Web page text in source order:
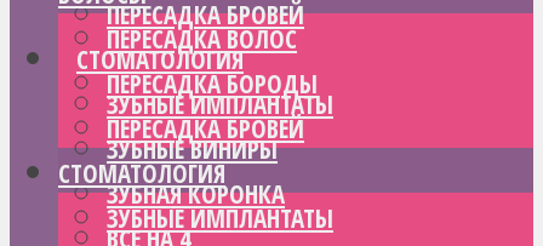
ПЕРЕСАДКА БРОВЕЙ
СТОМАТОЛОГИЯ
ЗУБНЫЕ ИМПЛАНТАТЫ
ЗУБНЫЕ ВИНИРЫ
ЗУБНАЯ КОРОНКА
ВСЕ НА 4
ПЕРЕСАДКА ВОЛОС
ПЕРЕСАДКА БОРОДЫ
ПЕРЕСАДКА БРОВЕЙ
СТОМАТОЛОГИЯ
ЗУБНЫЕ ИМПЛАНТАТЫ